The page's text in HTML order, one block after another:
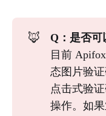
🦊
Q：是否可
目前
态图片验
点击式验
操作。如